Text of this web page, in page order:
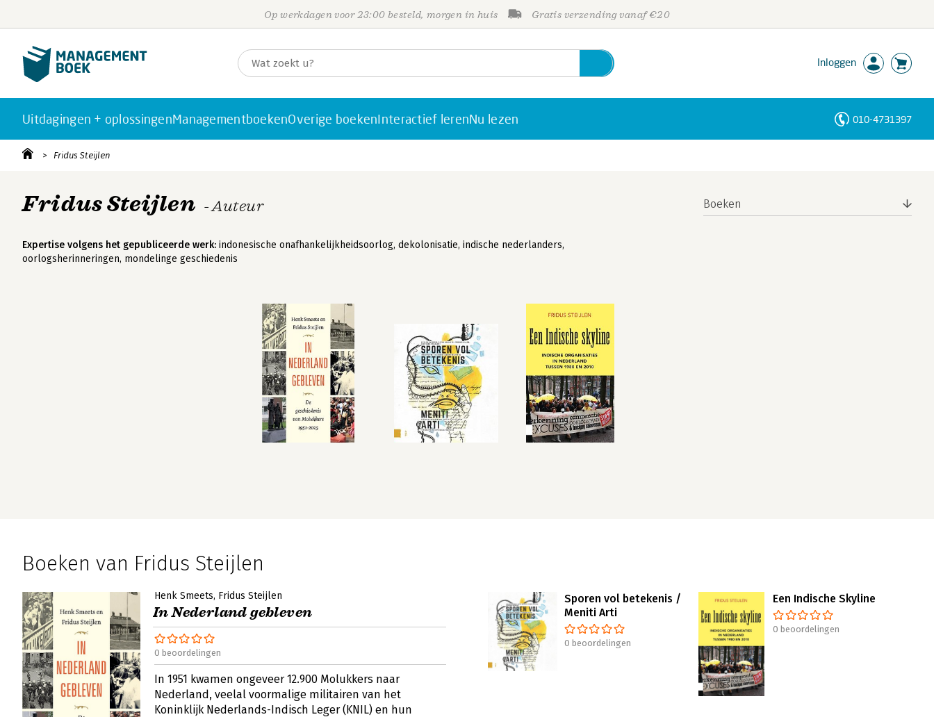
Op werkdagen voor 23:00 besteld, morgen in huis Gratis verzending vanaf €20
Inloggen
Uitdagingen + oplossingenManagementboekenOverige boekenInteractief lerenNu lezen 010-4731397
Fridus Steijlen
Fridus Steijlen - Auteur
Expertise volgens het gepubliceerde werk: indonesische onafhankelijkheidsoorlog, dekolonisatie, indische nederlanders,
oorlogsherinneringen, mondelinge geschiedenis
Boeken
Boeken van Fridus Steijlen
Henk Smeets Fridus Steijlen
In Nederland gebleven
0 beoordelingen
In 1951 kwamen ongeveer 12.900 Molukkers naar
Nederland, veelal voormalige militairen van het
Koninklijk Nederlands-Indisch Leger (KNIL) en hun
Sporen vol betekenis /
Meniti Arti
0 beoordelingen
Een Indische Skyline
0 beoordelingen
Personen